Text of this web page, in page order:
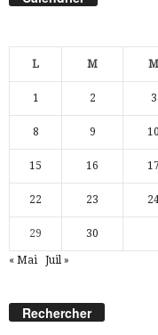
L M M
1 2 3
8 9 10
15 16 17
22 23
29 30
« Mai Juil »
Rechercher